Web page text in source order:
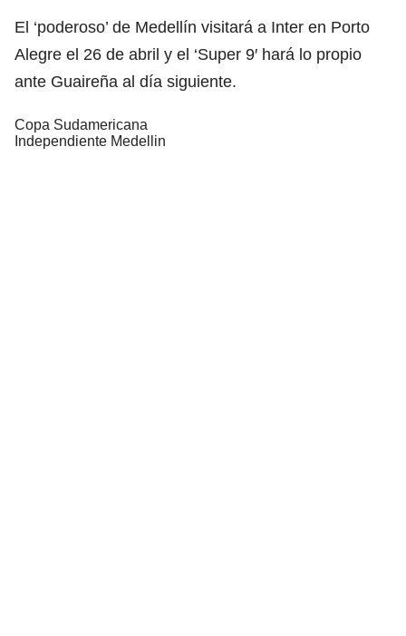
El ‘poderoso’ de Medellín visitará a Inter en Porto
Alegre el 26 de abril y el ‘Super 9′ hará lo propio
ante Guaireña al día siguiente.
Copa Sudamericana
Independiente Medellin